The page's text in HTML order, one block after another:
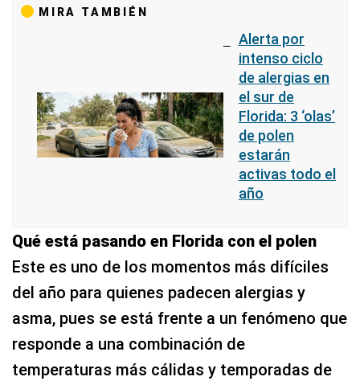
MIRA TAMBIÉN
Alerta por
intenso ciclo
de alergias en
el sur de
Florida: 3 ‘olas’
de polen
estarán
activas todo el
año
Qué está pasando en Florida con el polen
Este es uno de los momentos más difíciles
del año para quienes padecen alergias y
asma, pues se está frente a un fenómeno que
responde a una combinación de
temperaturas más cálidas y temporadas de